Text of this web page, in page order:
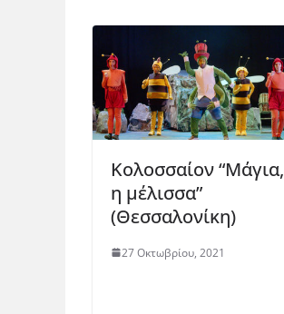
Κολοσσαίον “Μάγια,
η μέλισσα”
(Θεσσαλονίκη)
27 Οκτωβρίου, 2021